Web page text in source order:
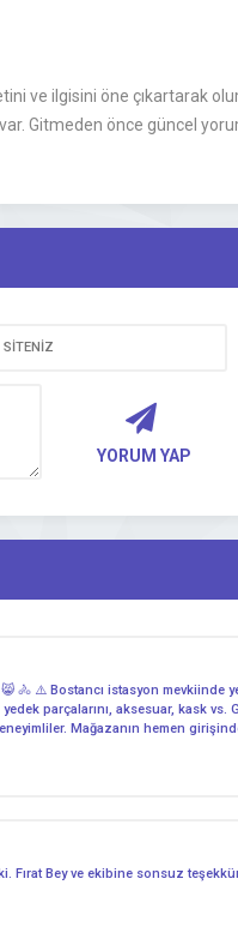
ve ilgisini öne çıkartarak
Gitmeden önce güncel
YORUM YAP
🚴 ⚠️ Bostancı istasyon mevkiinde
parçalarını, aksesuar, kask
Mağazanın hemen
Bey ve ekibine sonsuz